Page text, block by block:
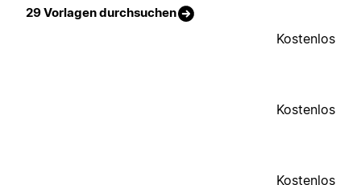
29 Vorlagen durchsuchen
Kostenlos
Kostenlos
Kostenlos